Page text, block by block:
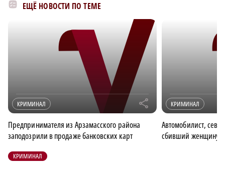
ЕЩЁ НОВОСТИ ПО ТЕМЕ
КРИМИНАЛ r
Предпринимателя из Арзамасского района
заподозрили в продаже банковских карт
КРИМИНАЛ
Автомобилист,
сбивший женщину,
КРИМИНАЛ